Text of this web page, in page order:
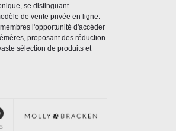
se distinguant
de vente privée en ligne.
l'opportunité d'accéder
proposant des réduction
sélection de produits et